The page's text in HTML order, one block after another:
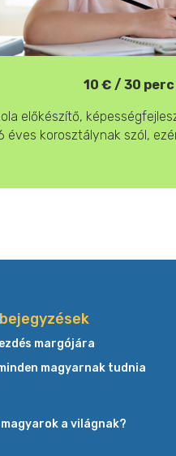
10 € / 30 perc
előkészítő,
éves korosztálynak szól,
margójára
magyarnak tudnia
a világnak?